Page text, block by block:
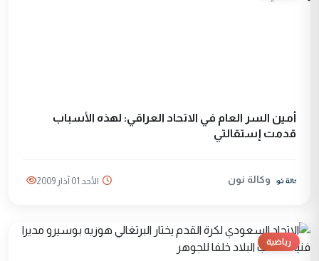
أمين السر العام في الاتحاد العراقي: لهذه الأسباب
قدمت إستقالتي
وكالة نون الأحد 01 آذار 2009
رياضية